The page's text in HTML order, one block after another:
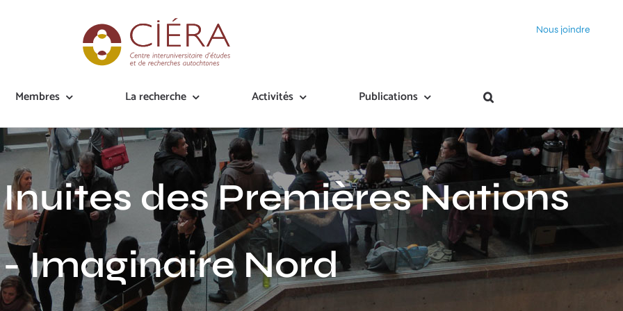
Nous joindre
Membres La recherche Activités Publications
des Premières Nations
- Imaginaire Nord